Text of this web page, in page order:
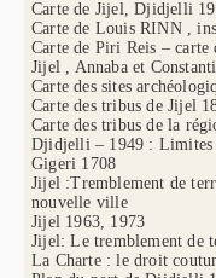
Carte de Jijel, Djidjelli
Carte de Louis RINN ,
Carte de Piri Reis – carte
Jijel , Annaba et
Carte des sites
Carte des tribus de Jijel
Carte des tribus de la
Djidjelli – 1949 : Limites
Gigeri 1708
Jijel :Tremblement de
nouvelle ville
Jijel 1963, 1973
Jijel: Le tremblement de
La Charte : le droit